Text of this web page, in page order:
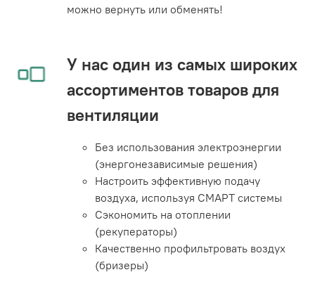
можно вернуть или обменять!
У нас один из самых широких
ассортиментов товаров для
вентиляции
Без использования электроэнергии
(энергонезависимые решения)
Настроить эффективную подачу
воздуха, используя СМАРТ системы
Сэкономить на отоплении
(рекуператоры)
Качественно профильтровать воздух
(бризеры)